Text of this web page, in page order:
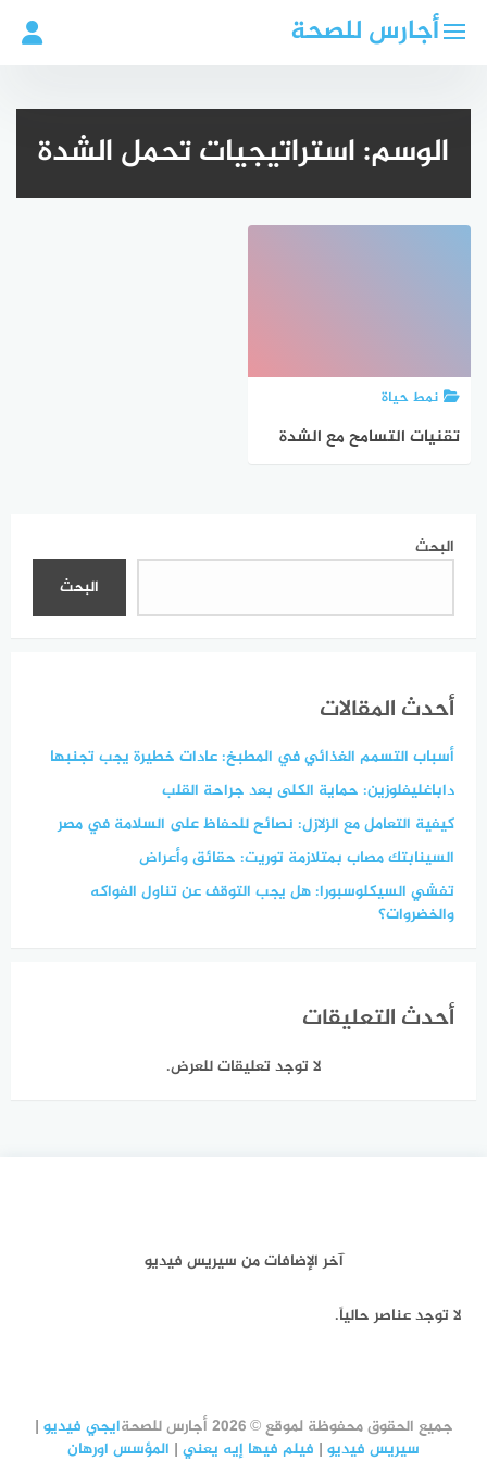
أجارس للصحة
الوسم:استراتيجيات تحمل الشدة
نمط حياة
تقنيات التسامح مع الشدة
البحث
البحث
أحدث المقالات
أسباب التسمم الغذائي في المطبخ: عادات خطيرة يجب تجنبها
داباغليفلوزين: حماية الكلى بعد جراحة القلب
كيفية التعامل مع الزلازل: نصائح للحفاظ على السلامة في مصر
السينابتك مصاب بمتلازمة توريت: حقائق وأعراض
تفشي السيكلوسبورا: هل يجب التوقف عن تناول الفواكه
والخضروات؟
أحدث التعليقات
لا توجد تعليقات للعرض.
آخر الإضافات من سيريس فيديو
لا توجد عناصر حالياً.
جميع الحقوق محفوظة لموقع © 2026 أجارس للصحة ايجي فيديو |
سيريس فيديو | فيلم فيها إيه يعني | المؤسس اورهان